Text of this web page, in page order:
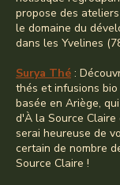
propose des
le domaine du
dans les Yvelines
Surya Thé :
thés et infusions bio
basée en Ariège,
d'À la Source Claire
serai heureuse de
certain de nombre
Source Claire !